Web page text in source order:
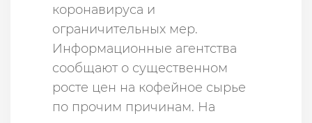
коронавируса и
ограничительных мер.
Информационные агентства
сообщают о существенном
росте цен на кофейное сырье
по прочим причинам. На